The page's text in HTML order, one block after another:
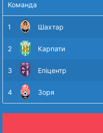
Команда
1 Шахтар
2 Карпати
3 Епіцентр
4 Зоря